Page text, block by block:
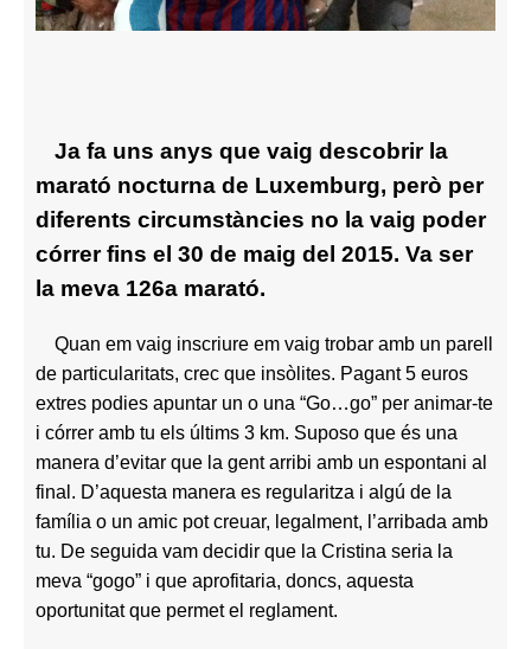
Ja fa uns anys que vaig descobrir la
marató nocturna de Luxemburg, però per
diferents circumstàncies no la vaig poder
córrer fins el 30 de maig del 2015. Va ser
la meva 126a marató.
Quan em vaig inscriure em vaig trobar amb un parell
de particularitats, crec que insòlites. Pagant 5 euros
extres podies apuntar un o una “Go…go” per animar-te
i córrer amb tu els últims 3 km. Suposo que és una
manera d’evitar que la gent arribi amb un espontani al
final. D’aquesta manera es regularitza i algú de la
família o un amic pot creuar, legalment, l’arribada amb
tu. De seguida vam decidir que la Cristina seria la
meva “gogo” i que aprofitaria, doncs, aquesta
oportunitat que permet el reglament.